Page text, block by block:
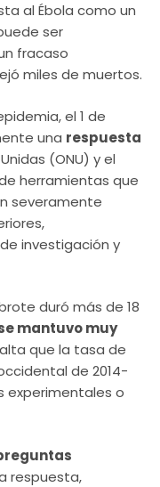
al Ébola como un
ser
fracaso
miles de muertos.
el 1 de
una respuesta
(ONU) y el
herramientas que
severamente
investigación y
duró más de 18
mantuvo muy
alta que la tasa de
de 2014-
experimentales o
respuesta,